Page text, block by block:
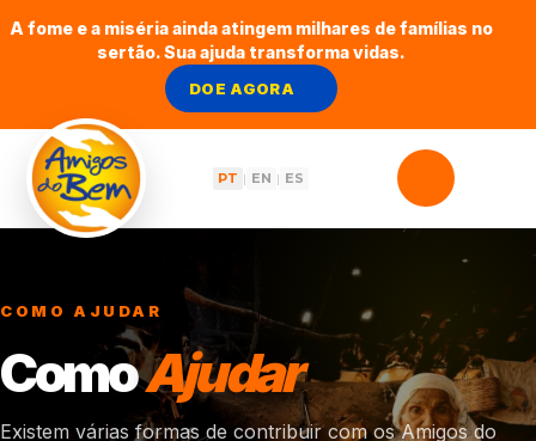
A fome e a miséria ainda atingem milhares de famílias no
sertão. Sua ajuda transforma vidas.
DOE AGORA
PT | EN | ES
COMO AJUDAR
ComoAjudar
Existem várias formas de contribuir com os Amigos do